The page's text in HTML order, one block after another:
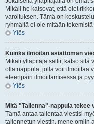
Mikäli he katsovat, että olet
varoituksen. Tämä on
ryhmällä ei ole mitään
Ylös
Kuinka ilmoitan asiattoman
Mikäli ylläpitäjä sallii, katso sitä
olla nappula, jolla voit ilmoittaa
eteenpäin ilmoittamisessa ja
Ylös
Mitä "Tallenna"-nappula
Tämä antaa tallentaa viestisi
tallennetun viestin, mene omiin